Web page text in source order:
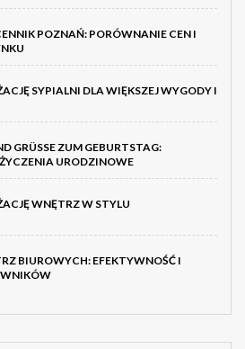
POZNAŃ: PORÓWNANIE CEN I
SYPIALNI DLA WIĘKSZEJ WYGODY I
GRÜSSE ZUM GEBURTSTAG: I
URODZINOWE
WNĘTRZ W STYLU
BIUROWYCH: EFEKTYWNOŚĆ I